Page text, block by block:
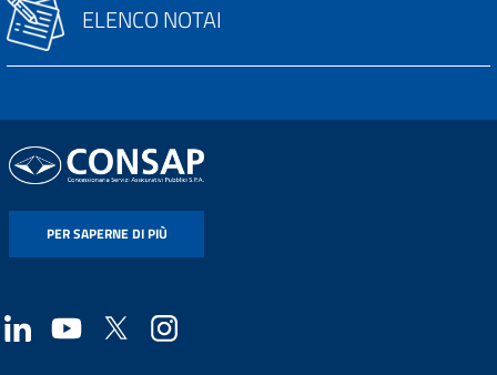
ELENCO NOTAI
PER SAPERNE DI PIÙ